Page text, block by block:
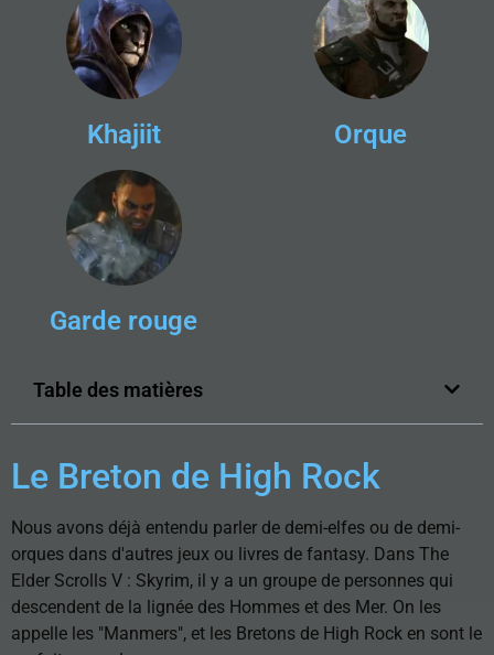
Khajiit Orque
Garde rouge
Table des matières
Le Breton de High Rock
Nous avons déjà entendu parler de demi-elfes ou de demi-
orques dans d'autres jeux ou livres de fantasy. Dans The
Elder Scrolls V : Skyrim, il y a un groupe de personnes qui
descendent de la lignée des Hommes et des Mer. On les
appelle les "Manmers", et les Bretons de High Rock en sont le